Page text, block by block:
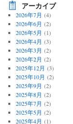
アーカイブ
2026年7月 (4)
2026年6月 (2)
2026年5月 (1)
2026年4月 (3)
2026年3月 (2)
2026年2月 (2)
2025年12月 (3)
2025年10月 (2)
2025年9月 (2)
2025年8月 (2)
2025年7月 (2)
2025年5月 (2)
2025年4月 (1)